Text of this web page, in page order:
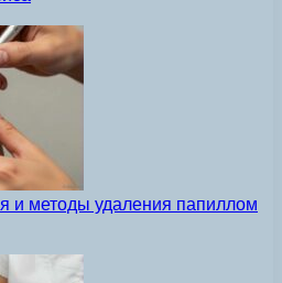
и методы удаления папиллом